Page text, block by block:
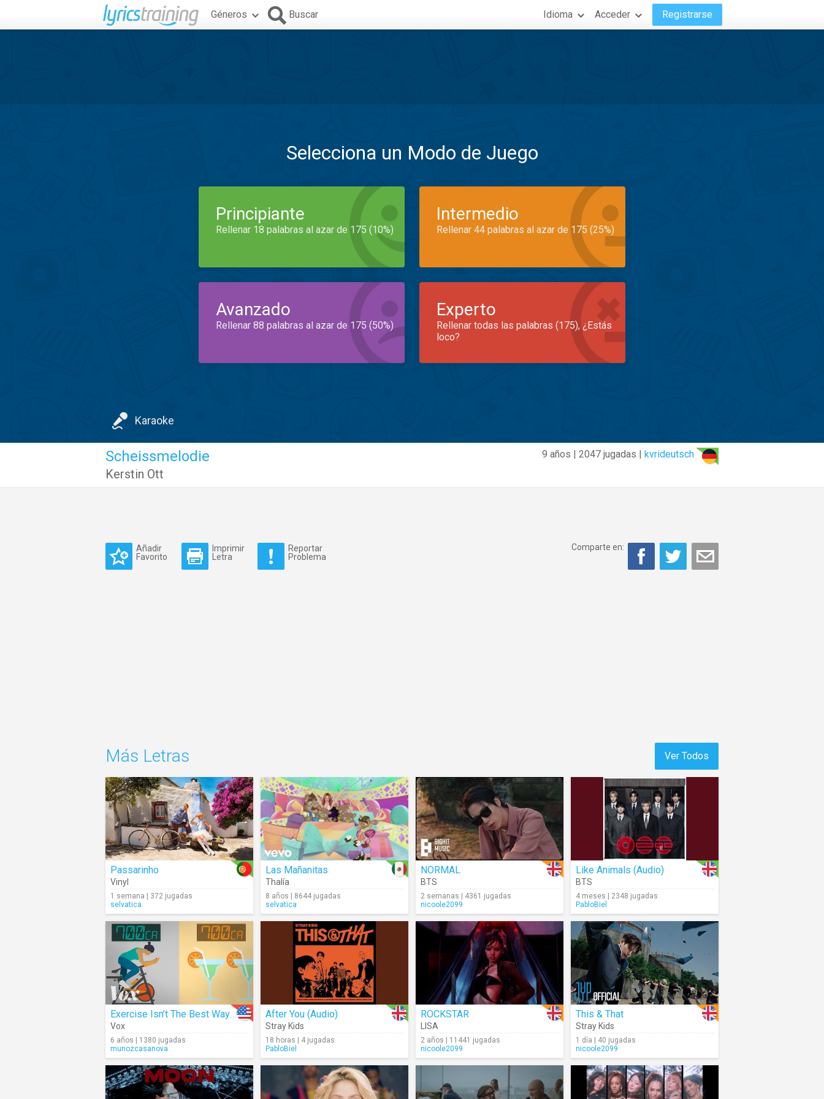
Géneros Buscar Idioma Acceder Registrarse
Selecciona un Modo de Juego
Principiante
Rellenar 18 palabras al azar de 175 (10%)
Intermedio
Rellenar 44 palabras al azar de 175 (25%)
Avanzado
Rellenar 88 palabras al azar de 175 (50%)
Experto
Rellenar todas las palabras (175), ¿Estás
loco?
Karaoke
9 años | 2047 jugadas | kvrideutsch
Scheissmelodie
Kerstin Ott
Añadir
Favorito
Imprimir
Letra
Reportar
Problema
Comparte en:
Ver Todos
Más Letras
Passarinho
Vinyl
1 semana | 372 jugadas
selvatica
Las Mañanitas
Thalía
8 años | 8644 jugadas
selvatica
NORMAL
BTS
2 semanas | 4361 jugadas
nicoole2099
Like Animals (Audio)
BTS
4 meses | 2348 jugadas
PabloBiel
Exercise Isn’t The Best Way To Lose Weight
Vox
6 años | 1380 jugadas
munozcasanova
After You (Audio)
Stray Kids
18 horas | 4 jugadas
PabloBiel
ROCKSTAR
LISA
2 años | 11441 jugadas
nicoole2099
This & That
Stray Kids
1 día | 40 jugadas
nicoole2099